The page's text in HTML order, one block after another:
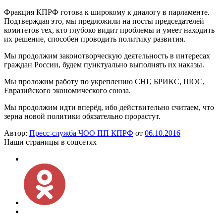
Фракция КПРФ готова к широкому к диалогу в парламенте.
Подтверждая это, мы предложили на посты председателей
комитетов тех, кто глубоко видит проблемы и умеет находить
их решение, способен проводить политику развития.
Мы продолжим законотворческую деятельность в интересах
граждан России, будем пунктуально выполнять их наказы.
Мы проложим работу по укреплению СНГ, БРИКС, ШОС,
Евразийского экономического союза.
Мы продолжим идти вперёд, ибо действительно считаем, что
зерна новой политики обязательно прорастут.
Автор: Пресс-служба ЧОО ПП КПРФ от 06.10.2016
Наши страницы в соцсетях